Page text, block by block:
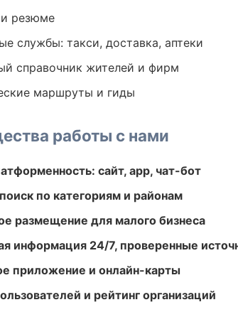
резюме
службы: такси, доставка, аптеки
справочник жителей и фирм
маршруты и гиды
работы с нами
сайт, app, чат-бот
по категориям и районам
размещение для малого бизнеса
информация 24/7, проверенные
приложение и онлайн-карты
и рейтинг организаций